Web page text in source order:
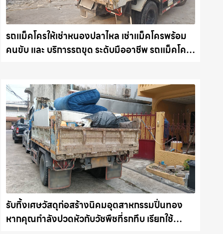
รถแม็คโครให้เช่าหนองปลาไหล เช่าแม็คโครพร้อม
คนขับ และ บริการรถขุด ระดับมืออาชีพ รถแม็คโคร
รับทิ้งเศษวัสดุก่อสร้างนิคมอุตสาหกรรมปิ่นทอง
หากคุณกำลังปวดหัวกับวัชพืชที่รกทึบ เรียกใช้